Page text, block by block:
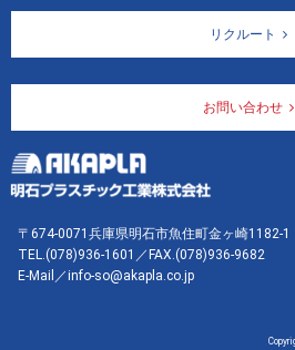
リクルート
お問い合わせ
〒674-0071兵庫県明石市魚住町金ヶ崎1182-1
TEL.(078)936-1601 ／FAX.(078)936-9682
E-Mail／info-so@akapla.co.jp